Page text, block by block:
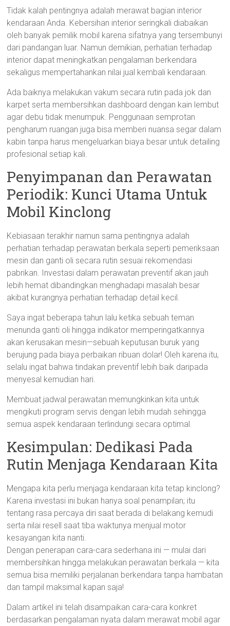
Tidak kalah pentingnya adalah merawat bagian interior
kendaraan Anda. Kebersihan interior seringkali diabaikan
oleh banyak pemilik mobil karena sifatnya yang tersembunyi
dari pandangan luar. Namun demikian, perhatian terhadap
interior dapat meningkatkan pengalaman berkendara
sekaligus mempertahankan nilai jual kembali kendaraan.
Ada baiknya melakukan vakum secara rutin pada jok dan
karpet serta membersihkan dashboard dengan kain lembut
agar debu tidak menumpuk. Penggunaan semprotan
pengharum ruangan juga bisa memberi nuansa segar dalam
kabin tanpa harus mengeluarkan biaya besar untuk detailing
profesional setiap kali.
Penyimpanan dan Perawatan
Periodik: Kunci Utama Untuk
Mobil Kinclong
Kebiasaan terakhir namun sama pentingnya adalah
perhatian terhadap perawatan berkala seperti pemeriksaan
mesin dan ganti oli secara rutin sesuai rekomendasi
pabrikan. Investasi dalam perawatan preventif akan jauh
lebih hemat dibandingkan menghadapi masalah besar
akibat kurangnya perhatian terhadap detail kecil.
Saya ingat beberapa tahun lalu ketika sebuah teman
menunda ganti oli hingga indikator memperingatkannya
akan kerusakan mesin—sebuah keputusan buruk yang
berujung pada biaya perbaikan ribuan dolar! Oleh karena itu,
selalu ingat bahwa tindakan preventif lebih baik daripada
menyesal kemudian hari.
Membuat jadwal perawatan memungkinkan kita untuk
mengikuti program servis dengan lebih mudah sehingga
semua aspek kendaraan terlindungi secara optimal.
Kesimpulan: Dedikasi Pada
Rutin Menjaga Kendaraan Kita
Mengapa kita perlu menjaga kendaraan kita tetap kinclong?
Karena investasi ini bukan hanya soal penampilan; itu
tentang rasa percaya diri saat berada di belakang kemudi
serta nilai resell saat tiba waktunya menjual motor
kesayangan kita nanti.
Dengan penerapan cara-cara sederhana ini — mulai dari
membersihkan hingga melakukan perawatan berkala — kita
semua bisa memiliki perjalanan berkendara tanpa hambatan
dan tampil maksimal kapan saja!
Dalam artikel ini telah disampaikan cara-cara konkret
berdasarkan pengalaman nyata dalam merawat mobil agar